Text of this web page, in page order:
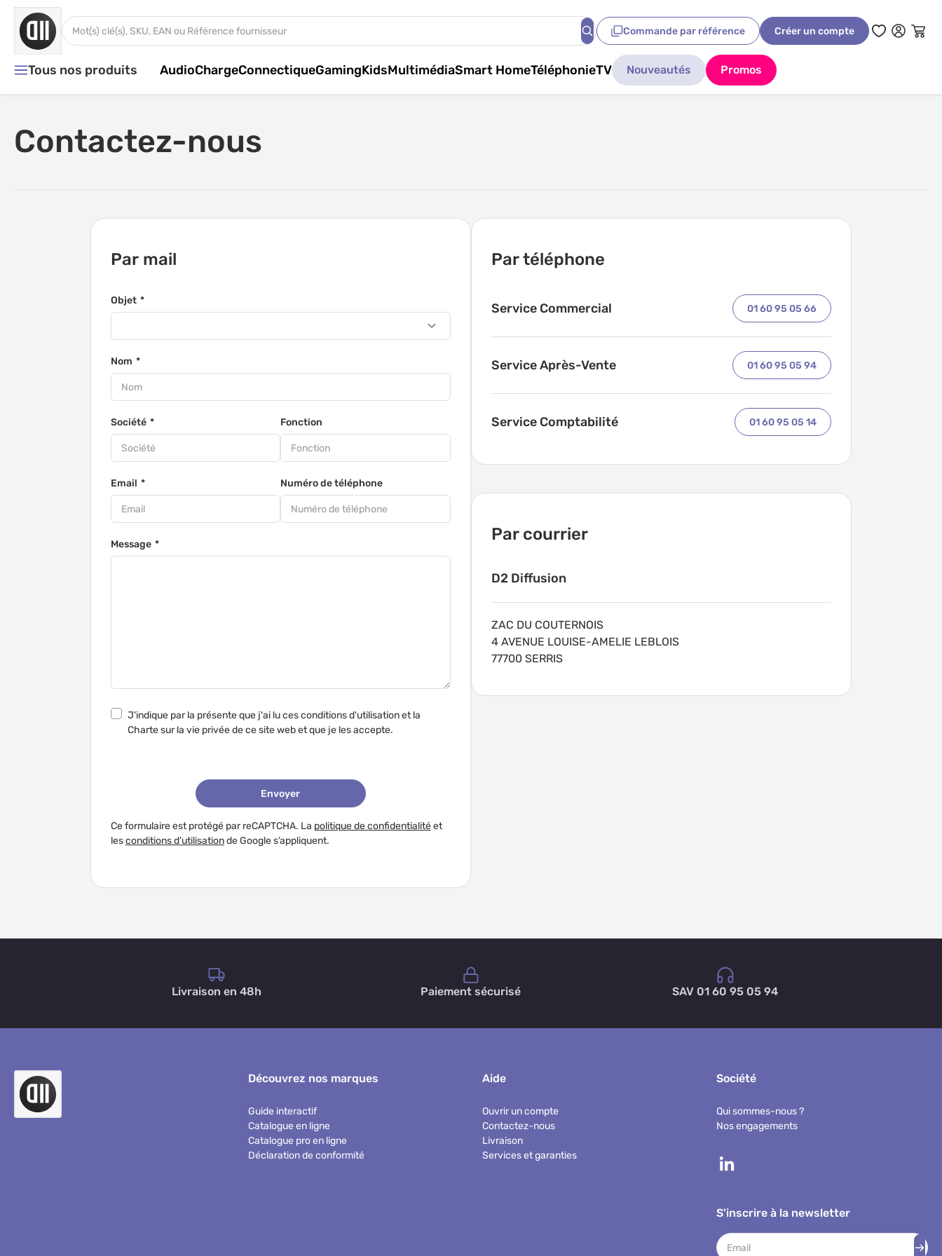
Aller au contenu
Rechercher dans tout le magasin...
Commande par référence Créer un compte
Tous nos produits AudioChargeConnectiqueGamingKidsMultimédiaSmart HomeTéléphonieTV Nouveautés Promos
Contactez-nous
Par mail
Objet
Nom
Société Fonction
Email Numéro de téléphone
Message
J'indique par la présente que j'ai lu ces conditions d'utilisation et la
Charte sur la vie privée de ce site web et que je les accepte.
Envoyer
Ce formulaire est protégé par reCAPTCHA. La politique de confidentialitéet
lesconditions d’utilisationde Google s’appliquent.
Par téléphone
Service Commercial 01 60 95 05 66
Service Après-Vente 01 60 95 05 94
Service Comptabilité 01 60 95 05 14
Par courrier
D2 Diffusion
ZAC DU COUTERNOIS
4 AVENUE LOUISE-AMELIE LEBLOIS
77700 SERRIS
Livraison en 48h Paiement sécurisé SAV 01 60 95 05 94
Découvrez nos marques
Guide interactif
Catalogue en ligne
Catalogue pro en ligne
Déclaration de conformité
Aide
Ouvrir un compte
Contactez-nous
Livraison
Services et garanties
Société
Qui sommes-nous ?
Nos engagements
S'inscrire à la newsletter